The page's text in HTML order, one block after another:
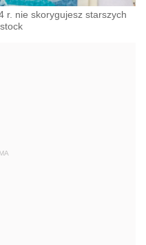
r. nie skorygujesz starszych